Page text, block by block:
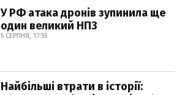
У РФ атака дронів зупинила ще
один великий НПЗ
5 СЕРПНЯ, 17:55
Найбільші втрати в історії: